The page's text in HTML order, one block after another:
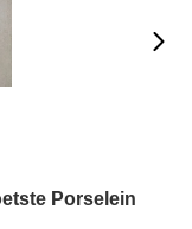
Porselein